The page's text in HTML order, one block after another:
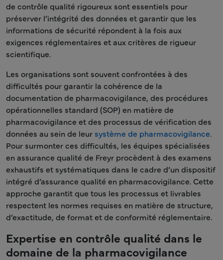
de contrôle qualité rigoureux sont essentiels pour
préserver l’intégrité des données et garantir que les
informations de sécurité répondent à la fois aux
exigences réglementaires et aux critères de rigueur
scientifique.
Les organisations sont souvent confrontées à des
difficultés pour garantir la cohérence de la
documentation de pharmacovigilance, des procédures
opérationnelles standard (SOP) en matière de
pharmacovigilance et des processus de vérification des
données au sein de leur système de pharmacovigilance.
Pour surmonter ces difficultés, les équipes spécialisées
en assurance qualité de Freyr procèdent à des examens
exhaustifs et systématiques dans le cadre d’un dispositif
intégré d’assurance qualité en pharmacovigilance. Cette
approche garantit que tous les processus et livrables
respectent les normes requises en matière de structure,
d’exactitude, de format et de conformité réglementaire.
Expertise en contrôle qualité dans le
domaine de la pharmacovigilance